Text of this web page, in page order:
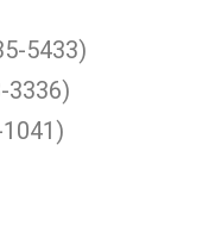
5433)
3336)